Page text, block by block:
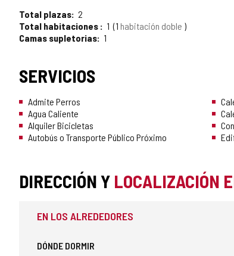
Total plazas 2
Total habitaciones
1 1 habitación doble
Camas supletorias
1
SERVICIOS
Admite Perros
Agua Caliente
Alquiler Bicicletas
Autobús o Transporte Público Próximo
DIRECCIÓN Y LOCALIZACIÓN
EN LOS ALREDEDORES
DÓNDE DORMIR